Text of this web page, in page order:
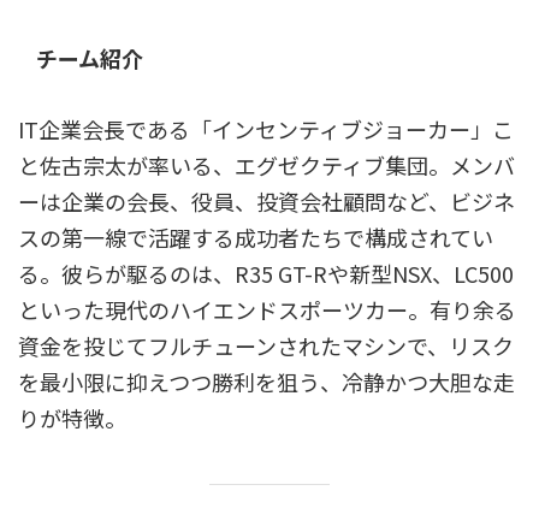
チーム紹介
IT企業会長である「インセンティブジョーカー」こ
と佐古宗太が率いる、エグゼクティブ集団。メンバ
ーは企業の会長、役員、投資会社顧問など、ビジネ
スの第一線で活躍する成功者たちで構成されてい
る。彼らが駆るのは、R35 GT-Rや新型NSX、LC500
といった現代のハイエンドスポーツカー。有り余る
資金を投じてフルチューンされたマシンで、リスク
を最小限に抑えつつ勝利を狙う、冷静かつ大胆な走
りが特徴。